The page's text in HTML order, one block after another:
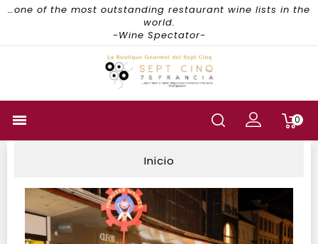
…one of the most outstanding restaurant wine lists in the
world.
-Wine Spectator-
 0
Inicio